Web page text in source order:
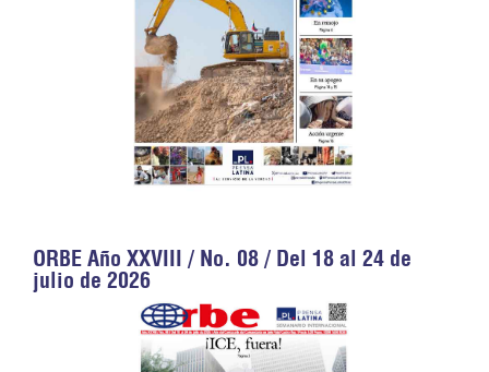
ORBE Año XXVIII / No. 08 / Del 18 al 24 de
julio de 2026